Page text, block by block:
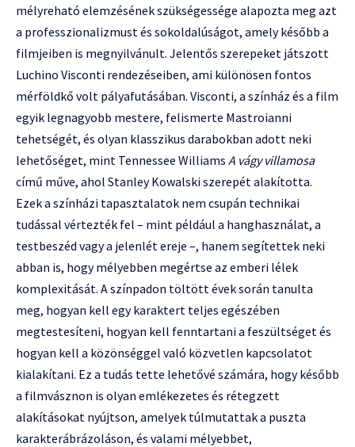
mélyreható elemzésének szükségessége alapozta meg azt
a professzionalizmust és sokoldalúságot, amely később a
filmjeiben is megnyilvánult. Jelentős szerepeket játszott
Luchino Visconti rendezéseiben, ami különösen fontos
mérföldkő volt pályafutásában. Visconti, a színház és a film
egyik legnagyobb mestere, felismerte Mastroianni
tehetségét, és olyan klasszikus darabokban adott neki
lehetőséget, mint Tennessee Williams A vágy villamosa
című műve, ahol Stanley Kowalski szerepét alakította.
Ezek a színházi tapasztalatok nem csupán technikai
tudással vértezték fel – mint például a hanghasználat, a
testbeszéd vagy a jelenlét ereje –, hanem segítettek neki
abban is, hogy mélyebben megértse az emberi lélek
komplexitását. A színpadon töltött évek során tanulta
meg, hogyan kell egy karaktert teljes egészében
megtestesíteni, hogyan kell fenntartani a feszültséget és
hogyan kell a közönséggel való közvetlen kapcsolatot
kialakítani. Ez a tudás tette lehetővé számára, hogy később
a filmvásznon is olyan emlékezetes és rétegzett
alakításokat nyújtson, amelyek túlmutattak a puszta
karakterábrázoláson, és valami mélyebbet,